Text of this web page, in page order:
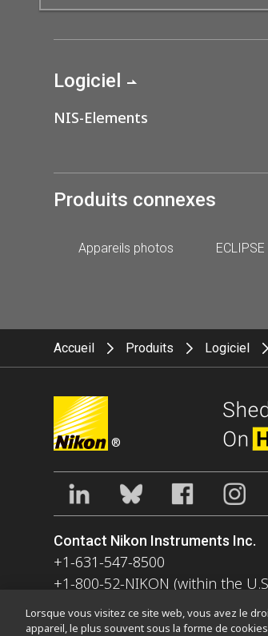
Logiciel
NIS-Elements
Produits connexes
Appareils photos
Accueil Produits Logiciel
®
Contact Nikon Instruments Inc.
+1-631-547-8500
+1-800-52-NIKON (within the
Lorsque vous visitez ce site web, vous avez le
appareil, le plus souvent sous la forme de